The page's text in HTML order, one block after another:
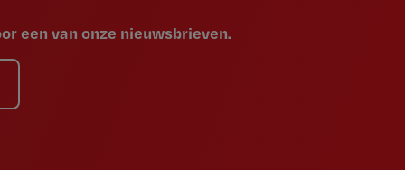
een van onze nieuwsbrieven.